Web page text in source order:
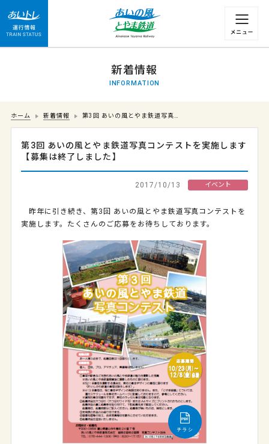
運行情報 列車の遅れ情報等についてはこちら
新着情報
INFORMATION
ホーム 新着情報 第3回 あいの風とやま鉄道写真…
第3回 あいの風とやま鉄道写真コンテストを実施します
【募集は終了しました】
2017/10/13 イベント
昨年に引き続き、第3 回 あいの風とやま鉄道写真コンテストを
実施します。たくさんのご応募をお待ちしております。
チラシ